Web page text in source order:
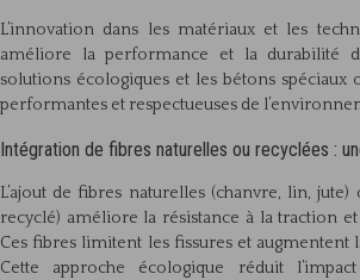
L’innovation dans les matériaux et les
améliore la performance et la durabilité
solutions écologiques et les bétons spéciaux
performantes et respectueuses de
Intégration de fibres naturelles ou recyclées :
L’ajout de fibres naturelles (chanvre, lin, jute)
recyclé) améliore la résistance à la traction
Ces fibres limitent les fissures et augmentent
Cette approche écologique réduit